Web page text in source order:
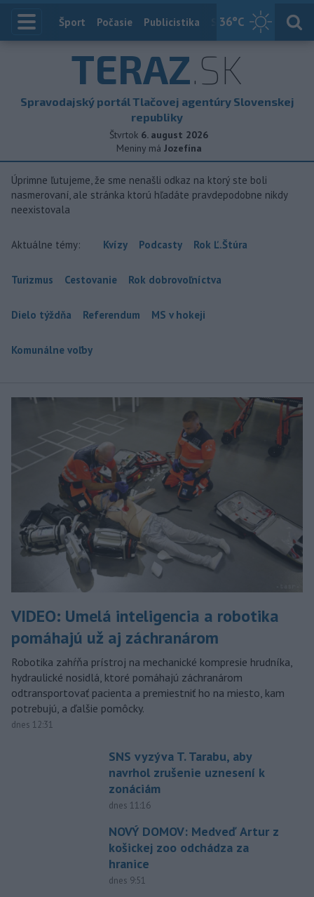
36°C
Index
Šport Počasie Publicistika Slovensko
TERAZ.SK
Spravodajský portál Tlačovej agentúry Slovenskej
republiky
Štvrtok 6. august 2026
Meniny má Jozefína
Úprimne ľutujeme, že sme nenašli odkaz na ktorý ste boli
nasmerovaní, ale stránka ktorú hľadáte pravdepodobne nikdy
neexistovala
Aktuálne témy: Kvízy Podcasty Rok Ľ.Štúra
Turizmus Cestovanie Rok dobrovoľníctva
Dielo týždňa Referendum MS v hokeji
Komunálne voľby
VIDEO: Umelá inteligencia a robotika
pomáhajú už aj záchranárom
Robotika zahŕňa prístroj na mechanické kompresie hrudníka,
hydraulické nosidlá, ktoré pomáhajú záchranárom
odtransportovať pacienta a premiestniť ho na miesto, kam
potrebujú, a ďalšie pomôcky.
dnes 12:31
SNS vyzýva T. Tarabu, aby
navrhol zrušenie uznesení k
zonáciám
dnes 11:16
NOVÝ DOMOV: Medveď Artur z
košickej zoo odchádza za
hranice
dnes 9:51